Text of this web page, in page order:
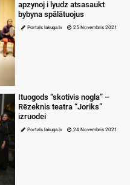
apzynoj i lyudz atsasaukt
bybyna spālātuojus
Portals lakuga.lv 25 Novembris 2021
Ituogods “skotivis nogla” –
Rēzeknis teatra “Joriks”
izruodei
Portals lakuga.lv 24 Novembris 2021